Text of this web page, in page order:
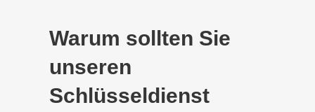
Warum sollten Sie
unseren
Schlüsseldienst